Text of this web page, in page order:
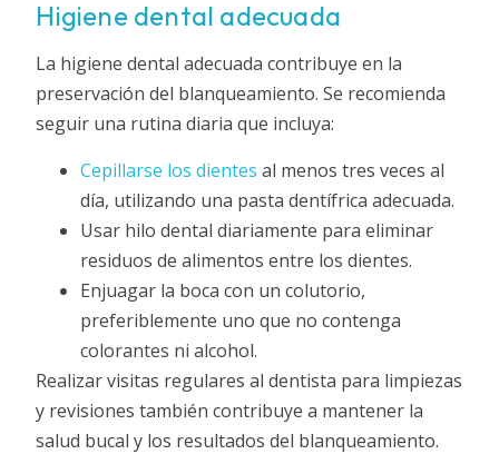
Higiene dental adecuada
La higiene dental adecuada contribuye en la
preservación del blanqueamiento. Se recomienda
seguir una rutina diaria que incluya:
Cepillarse los dientes al menos tres veces al
día, utilizando una pasta dentífrica adecuada.
Usar hilo dental diariamente para eliminar
residuos de alimentos entre los dientes.
Enjuagar la boca con un colutorio,
preferiblemente uno que no contenga
colorantes ni alcohol.
Realizar visitas regulares al dentista para limpiezas
y revisiones también contribuye a mantener la
salud bucal y los resultados del blanqueamiento.